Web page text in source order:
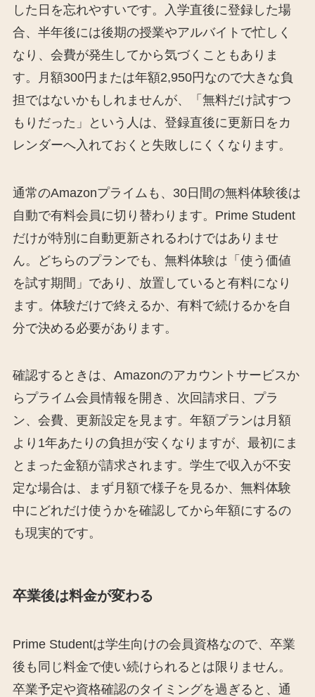
した日を忘れやすいです。入学直後に登録した場
合、半年後には後期の授業やアルバイトで忙しく
なり、会費が発生してから気づくこともありま
す。月額300円または年額2,950円なので大きな負
担ではないかもしれませんが、「無料だけ試すつ
もりだった」という人は、登録直後に更新日をカ
レンダーへ入れておくと失敗しにくくなります。
通常のAmazonプライムも、30日間の無料体験後は
自動で有料会員に切り替わります。Prime Student
だけが特別に自動更新されるわけではありませ
ん。どちらのプランでも、無料体験は「使う価値
を試す期間」であり、放置していると有料になり
ます。体験だけで終えるか、有料で続けるかを自
分で決める必要があります。
確認するときは、Amazonのアカウントサービスか
らプライム会員情報を開き、次回請求日、プラ
ン、会費、更新設定を見ます。年額プランは月額
より1年あたりの負担が安くなりますが、最初にま
とまった金額が請求されます。学生で収入が不安
定な場合は、まず月額で様子を見るか、無料体験
中にどれだけ使うかを確認してから年額にするの
も現実的です。
卒業後は料金が変わる
Prime Studentは学生向けの会員資格なので、卒業
後も同じ料金で使い続けられるとは限りません。
卒業予定や資格確認のタイミングを過ぎると、通